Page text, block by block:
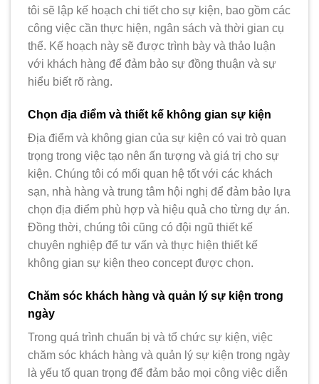
tôi sẽ lập kế hoạch chi tiết cho sự kiện, bao gồm các
công việc cần thực hiện, ngân sách và thời gian cụ
thể. Kế hoạch này sẽ được trình bày và thảo luận
với khách hàng để đảm bảo sự đồng thuận và sự
hiểu biết rõ ràng.
Chọn địa điểm và thiết kế không gian sự kiện
Địa điểm và không gian của sự kiện có vai trò quan
trọng trong việc tạo nên ấn tượng và giá trị cho sự
kiện. Chúng tôi có mối quan hệ tốt với các khách
sạn, nhà hàng và trung tâm hội nghị để đảm bảo lựa
chọn địa điểm phù hợp và hiệu quả cho từng dự án.
Đồng thời, chúng tôi cũng có đội ngũ thiết kế
chuyên nghiệp để tư vấn và thực hiện thiết kế
không gian sự kiện theo concept được chọn.
Chăm sóc khách hàng và quản lý sự kiện trong
ngày
Trong quá trình chuẩn bị và tổ chức sự kiện, việc
chăm sóc khách hàng và quản lý sự kiện trong ngày
là yếu tố quan trọng để đảm bảo mọi công việc diễn